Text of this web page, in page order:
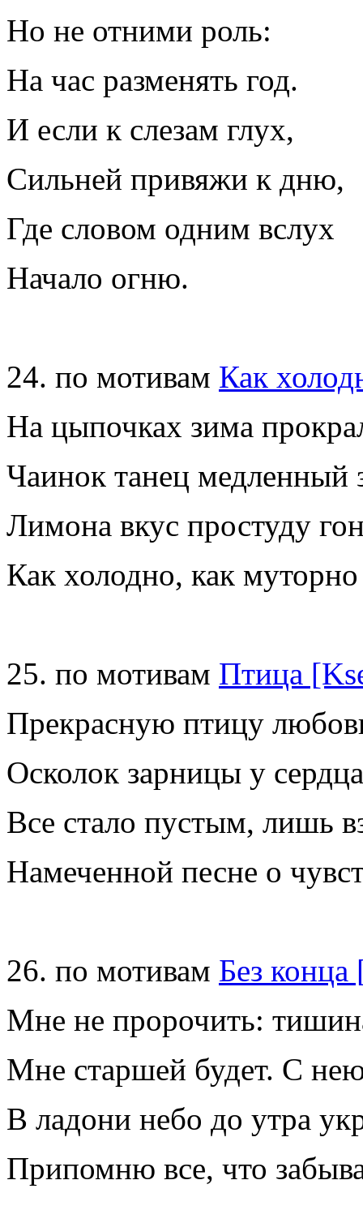
Но не отними роль:
На час разменять год.
И если к слезам глух,
Сильней привяжи к дню,
Где словом одним вслух
Начало огню.
24. по мотивам Как
На цыпочках зима
Чаинок танец медленный
Лимона вкус простуду
Как холодно, как
25. по мотивам Птица
Прекрасную птицу
Осколок зарницы у
Все стало пустым, лишь
Намеченной песне о
26. по мотивам Без
Мне не пророчить:
Мне старшей будет. С
В ладони небо до утра
Припомню все, что